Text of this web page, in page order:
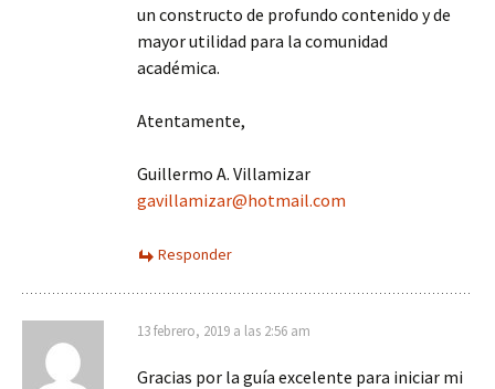
un constructo de profundo contenido y de
mayor utilidad para la comunidad
académica.
Atentamente,
Guillermo A. Villamizar
gavillamizar@hotmail.com
Responder
13 febrero, 2019 a las 2:56 am
Gracias por la guía excelente para iniciar mi